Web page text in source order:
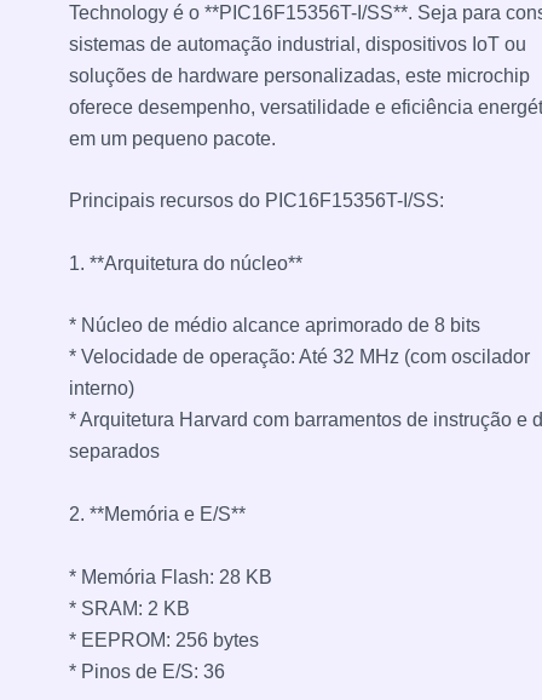
Technology é o **PIC16F15356T-I/SS**. Seja para
sistemas de automação industrial, dispositivos IoT ou
soluções de hardware personalizadas, este microchip
oferece desempenho, versatilidade e eficiência
em um pequeno pacote.
Principais recursos do PIC16F15356T-I/SS:
1. **Arquitetura do núcleo**
* Núcleo de médio alcance aprimorado de 8 bits
* Velocidade de operação: Até 32 MHz (com oscilador
interno)
* Arquitetura Harvard com barramentos de instrução e
separados
2. **Memória e E/S**
* Memória Flash: 28 KB
* SRAM: 2 KB
* EEPROM: 256 bytes
* Pinos de E/S: 36